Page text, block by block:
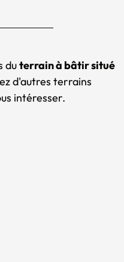
duterrain à bâtir situé
d'autres terrains
intéresser.